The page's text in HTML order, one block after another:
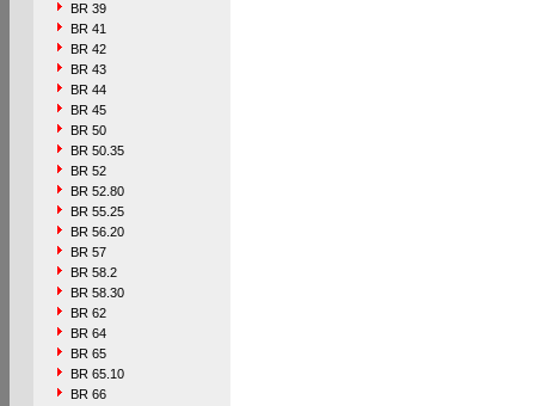
BR 39
BR 41
BR 42
BR 43
BR 44
BR 45
BR 50
BR 50.35
BR 52
BR 52.80
BR 55.25
BR 56.20
BR 57
BR 58.2
BR 58.30
BR 62
BR 64
BR 65
BR 65.10
BR 66